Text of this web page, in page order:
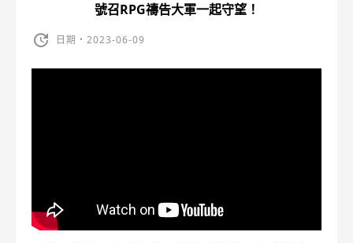
號召RPG禱告大軍一起守望！
日期・2023-06-09